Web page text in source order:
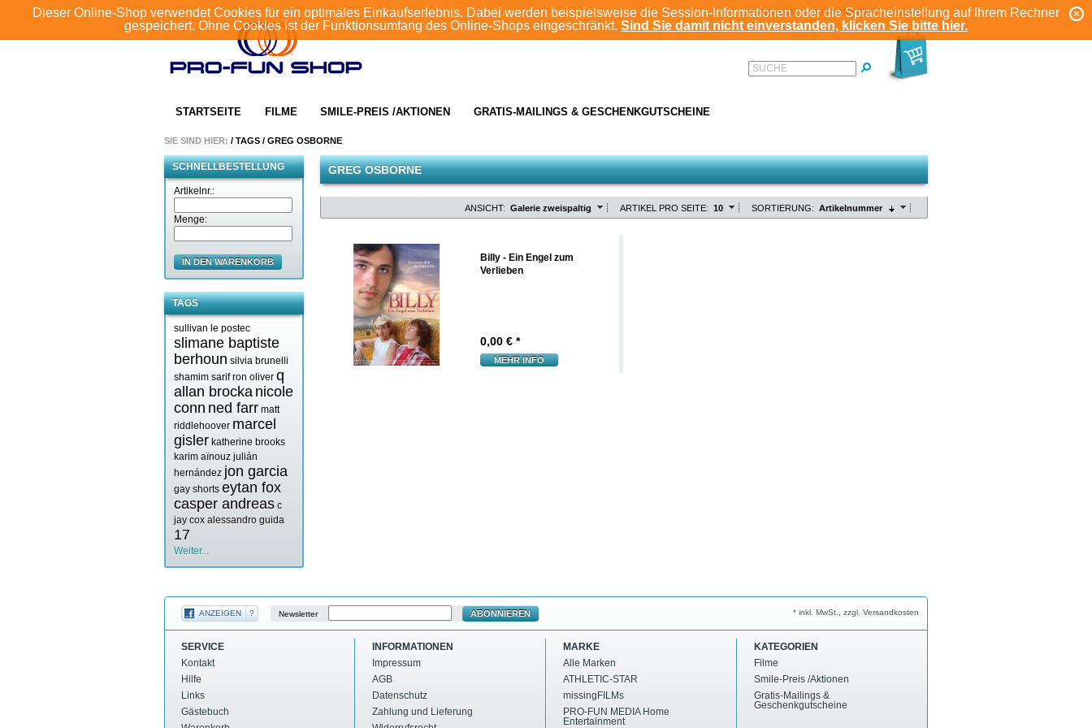
Dieser Online-Shop verwendet Cookies für ein optimales Einkaufserlebnis. Dabei werden beispielsweise die Session-Informationen oder die Spracheinstellung auf Ihrem Rechner
gespeichert. Ohne Cookies ist der Funktionsumfang des Online-Shops eingeschränkt. Sind Sie damit nicht einverstanden, klicken Sie bitte hier.
KONTO
ANMELDEN REGISTRIEREN
STARTSEITE FILME SMILE-PREIS /AKTIONEN GRATIS-MAILINGS & GESCHENKGUTSCHEINE
SUCHE
SIE SIND HIER: / TAGS / GREG OSBORNE
SCHNELLBESTELLUNG
Artikelnr.:
Menge:
IN DEN WARENKORB
TAGS
sullivan le postec
slimane baptiste
berhoun silvia brunelli
shamim sarif ron oliver q
allan brocka nicole
conn ned farr matt
riddlehoover marcel
gisler katherine brooks
karim aïnouz julián
hernández jon garcia
gay shorts eytan fox
casper andreas c
jay cox alessandro guida
17
Weiter...
GREG OSBORNE
SORTIERUNG: Artikelnummer
ARTIKEL PRO SEITE: 10
ANSICHT: Galerie zweispaltig
Billy - Ein Engel zum
Verlieben
0,00 € *
MEHR INFO
ANZEIGEN ? Newsletter ABONNIEREN * inkl. MwSt., zzgl. Versandkosten
SERVICE
Kontakt
Hilfe
Links
Gästebuch
INFORMATIONEN
Impressum
AGB
Datenschutz
Zahlung und Lieferung
MARKE
Alle Marken
ATHLETIC-STAR
missingFILMs
PRO-FUN MEDIA Home
Entertainment
KATEGORIEN
Filme
Smile-Preis /Aktionen
Gratis-Mailings &
Geschenkgutscheine